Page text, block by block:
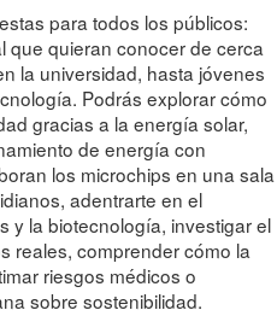
para todos los públicos:
que quieran conocer de cerca
la universidad, hasta jóvenes
Podrás explorar cómo
gracias a la energía solar,
de energía con
los microchips en una sala
adentrarte en el
y la biotecnología, investigar el
reales, comprender cómo la
riesgos médicos o
sobre sostenibilidad.